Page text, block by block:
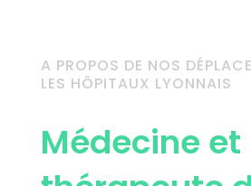
A PROPOS DE NOS
LES HÔPITAUX LYONNAIS
Médecine et